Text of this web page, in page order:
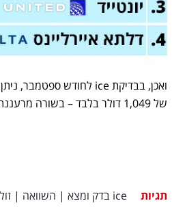
ואכן, בבדיקת ice לחודש ספטמבר, ניתן כבר למצוא טיסה לניו יורק עם חברת
של 1,049 דולר בלבד – בשורה מרעננת אחרי חודשים של עלויות חריגות והיצע מוגבל.
תגיות ice בדק ומצא | השוואה | זול